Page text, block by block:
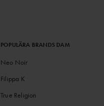
POPULÄRA BRANDS DAM
Neo Noir
Filippa K
True Religion